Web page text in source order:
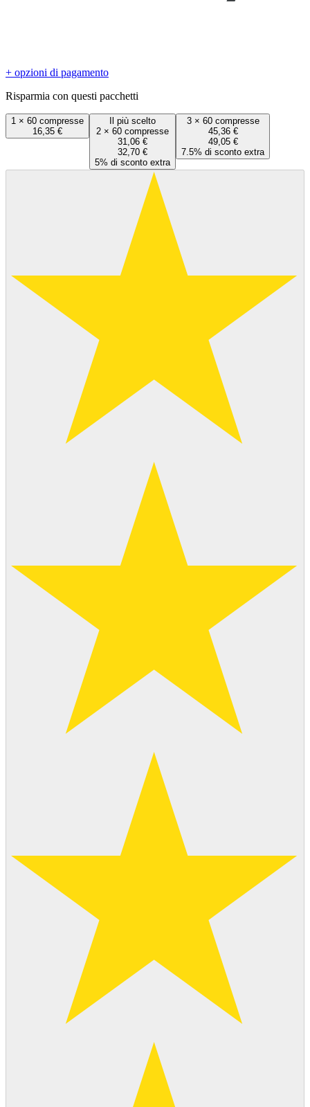
+ opzioni di pagamento
Risparmia con questi pacchetti
1 × 60 compresse
16,35 €
Il più scelto
2 × 60 compresse
31,06 €
32,70 €
5% di sconto extra
3× 60 compresse
45,36 €
49,05 €
7.5% di sconto extra